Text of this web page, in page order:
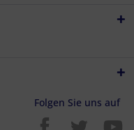
Folgen Sie uns auf